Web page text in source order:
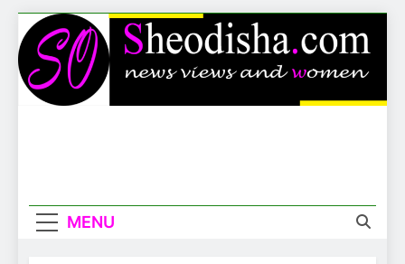
Skip
to
content
MENU